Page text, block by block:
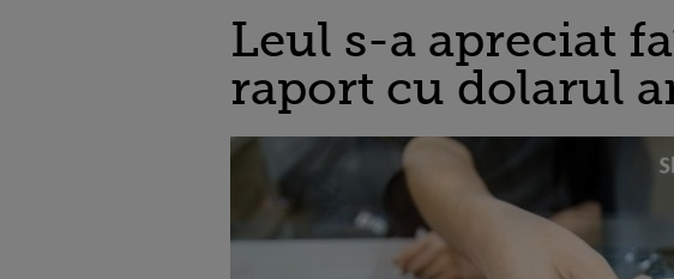
Leul s-a apreciat
raport cu dolarul